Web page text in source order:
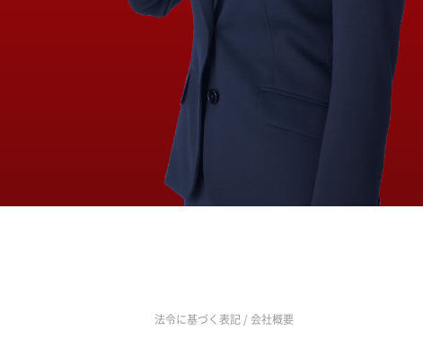
法令に基づく表記 /会社概要